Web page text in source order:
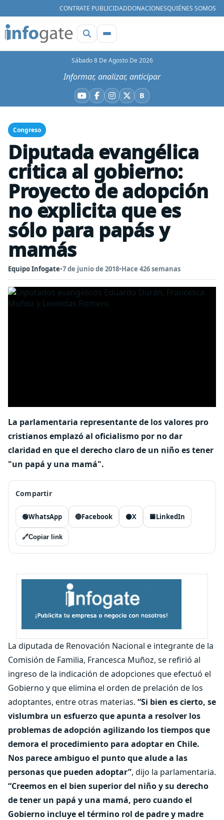
CONTRATE PUBLICIDADDONACIONESQUIÉNES SOMOS
Sábado 8 De Agosto De 2026
Informar, analizar, anticipar
YouTube
Facebook
Instagram
X BBluesky
Congreso
Diputada evangélica
critica al gobierno:
Proyecto de adopción
no explicita que es
sólo para papás y
mamás
Equipo Infogate•7 de junio de 2018•Hace 426 semanas
La parlamentaria representante de los valores pro
cristianos emplazó al oficialismo por no dar
claridad en que el derecho claro de un niño es tener
"un papá y una mamá".
Compartir
🟢WhatsApp 🔵Facebook ⚫X 🟦LinkedIn
🔗Copiar link
La diputada de Renovación Nacional e integrante de la
Comisión de Familia, Francesca Muñoz, se refirió al
ingreso de la indicación de adopciones que efectuó el
Gobierno y que elimina el orden de prelación de los
adoptantes, entre otras materias. “Si bien es cierto, se
vislumbra un esfuerzo que apunta a resolver los
problemas de adopción agilizando los tiempos que
demora el procedimiento para adoptar en Chile.
Nos parece ambiguo el punto que alude a las
personas que pueden adoptar”, dijo la parlamentaria.
“Creemos en el bien superior del niño y su derecho
de tener un papá y una mamá, pero cuando el
Gobierno incluye el término rol de padre y madre